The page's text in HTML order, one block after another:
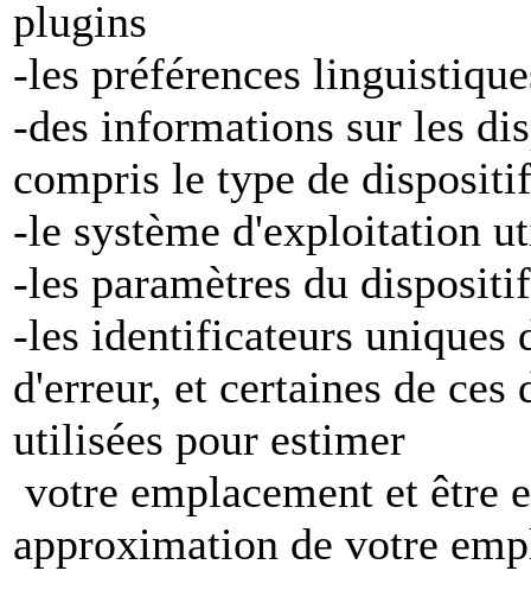
plugins
-les préférences
-des informations sur les
compris le type de dispositif
-le système d'exploitation
-les paramètres du dispositif
-les identificateurs uniques
d'erreur, et certaines de
utilisées pour estimer
votre emplacement et être
approximation de votre